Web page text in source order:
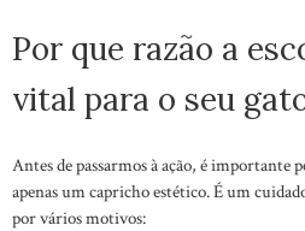
Por que razão a
vital para o seu
Antes de passarmos à ação, é importante
apenas um capricho estético. É um
por vários motivos: